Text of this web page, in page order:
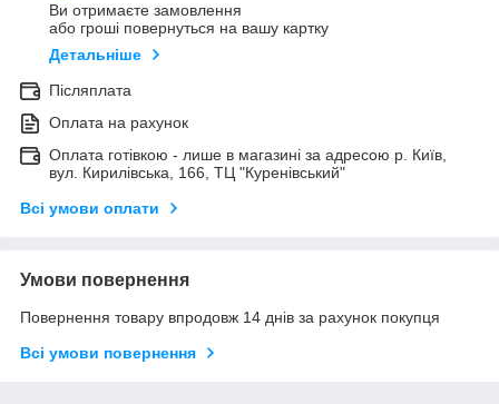
Ви отримаєте замовлення
або гроші повернуться на вашу картку
Детальніше
Післяплата
Оплата на рахунок
Оплата готівкою - лише в магазині за адресою р. Київ,
вул. Кирилівська, 166, ТЦ "Куренівський"
Всі умови оплати
Умови повернення
Повернення товару впродовж 14 днів за рахунок покупця
Всі умови повернення